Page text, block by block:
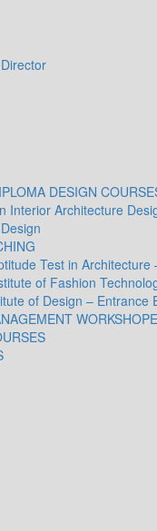
DESIGN
Interior Architecture
Test in
of Fashion
of Design – Entrance